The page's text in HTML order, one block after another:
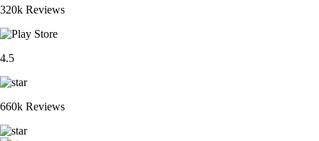
320k Reviews
4.5
660k Reviews